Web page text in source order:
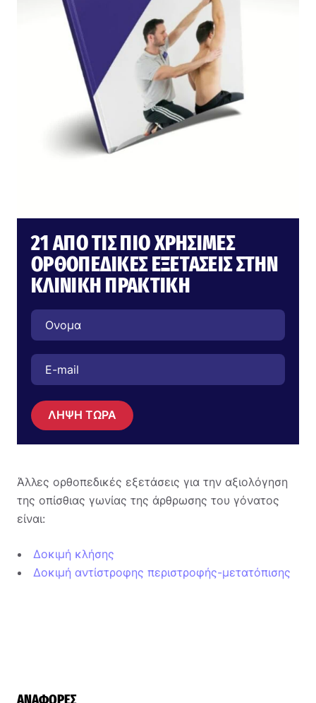
21 ΑΠΌ ΤΙΣ ΠΙΟ ΧΡΉΣΙΜΕΣ
ΟΡΘΟΠΕΔΙΚΈΣ ΕΞΕΤΆΣΕΙΣ ΣΤΗΝ
ΚΛΙΝΙΚΉ ΠΡΑΚΤΙΚΉ
ΛΗΨΗ ΤΩΡΑ
Άλλες ορθοπεδικές εξετάσεις για την αξιολόγηση
της οπίσθιας γωνίας της άρθρωσης του γόνατος
είναι:
Δοκιμή κλήσης
Δοκιμή αντίστροφης περιστροφής-μετατόπισης